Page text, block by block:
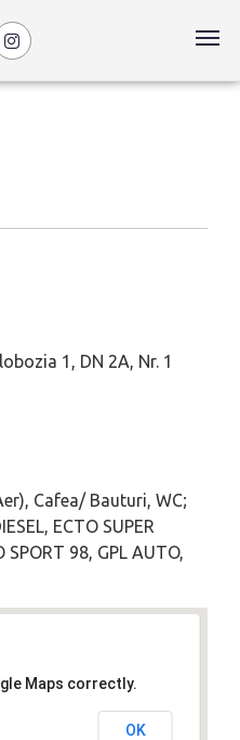
1, DN 2A, Nr. 1
Cafea/ Bauturi, WC;
ECTO SUPER
SPORT 98, GPL AUTO,
Maps correctly.
OK